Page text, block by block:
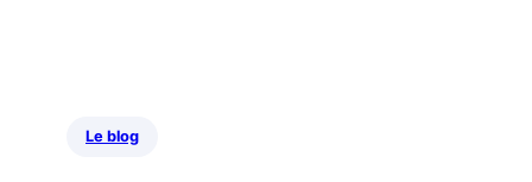
Le blog